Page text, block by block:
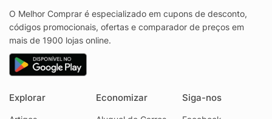
O Melhor Comprar é especializado em cupons de desconto,
códigos promocionais, ofertas e comparador de preços em
mais de 1900 lojas online.
Explorar Economizar Siga-nos